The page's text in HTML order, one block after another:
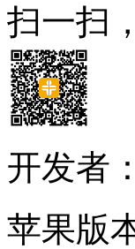
扫一扫
开发者：
苹果版